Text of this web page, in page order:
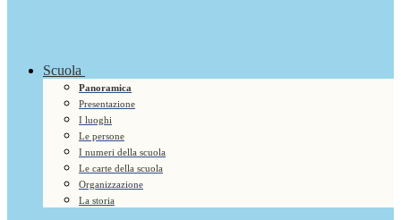
Scuola
Panoramica
Presentazione
I luoghi
Le persone
I numeri della scuola
Le carte della scuola
Organizzazione
La storia